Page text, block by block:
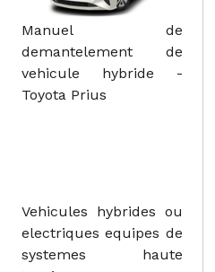
Manuel de
demantelement de
vehicule hybride -
Toyota Prius
Vehicules hybrides ou
electriques equipes de
systemes haute